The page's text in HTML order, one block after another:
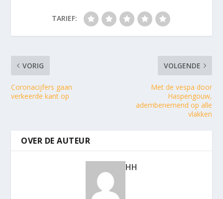
TARIEF:
VORIG
Coronacijfers gaan
verkeerde kant op
VOLGENDE
Met de vespa door
Haspengouw,
adembenemend op alle
vlakken
OVER DE AUTEUR
HH